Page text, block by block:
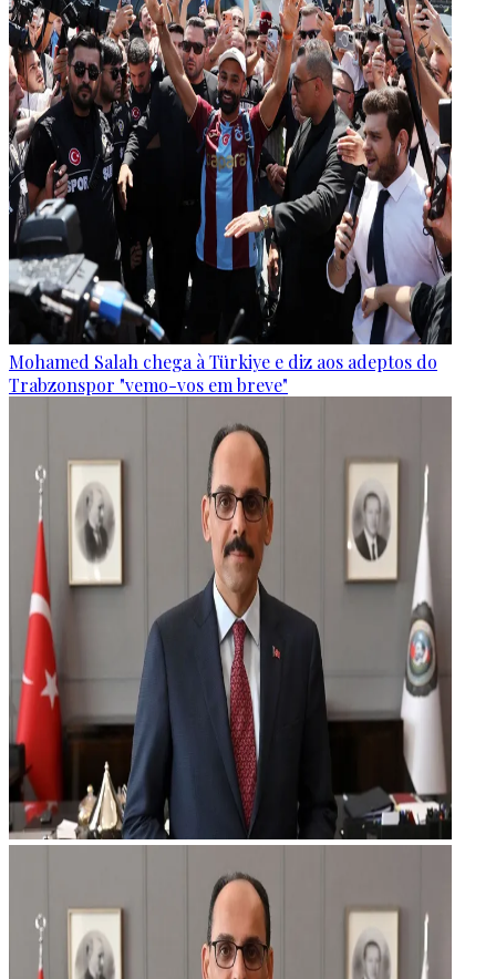
Mohamed Salah chega à Türkiye e diz aos adeptos do
Trabzonspor "vemo-vos em breve"